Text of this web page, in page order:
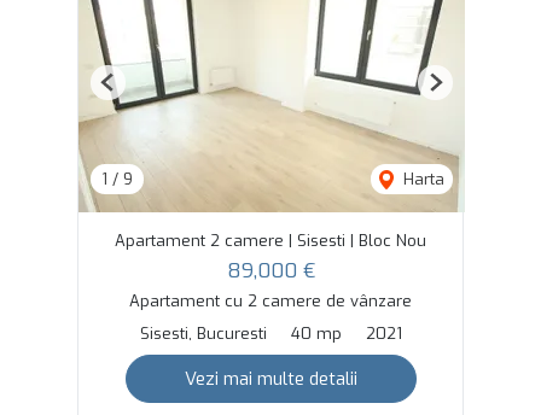
1 / 9 Harta
Previous Next
Apartament 2 camere | Sisesti | Bloc Nou
89,000 €
Apartament cu 2 camere de vânzare
Sisesti, Bucuresti
40 mp 2021
Vezi mai multe detalii